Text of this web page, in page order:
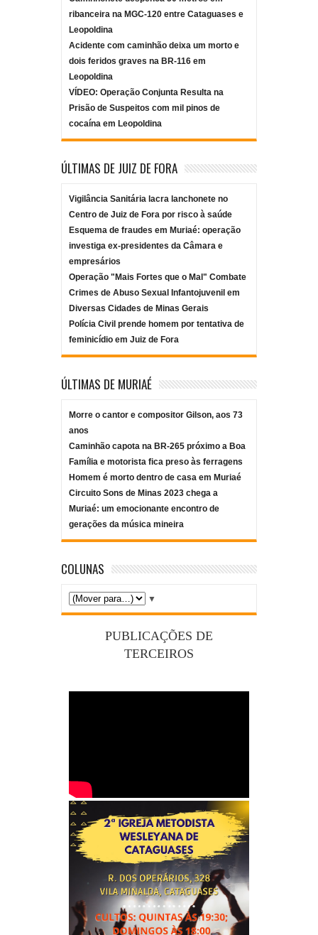
ribanceira na MGC-120 entre Cataguases e
Leopoldina
Acidente com caminhão deixa um morto e
dois feridos graves na BR-116 em
Leopoldina
VÍDEO: Operação Conjunta Resulta na
Prisão de Suspeitos com mil pinos de
cocaína em Leopoldina
ÚLTIMAS DE JUIZ DE FORA
Vigilância Sanitária lacra lanchonete no
Centro de Juiz de Fora por risco à saúde
Esquema de fraudes em Muriaé: operação
investiga ex-presidentes da Câmara e
empresários
Operação "Mais Fortes que o Mal" Combate
Crimes de Abuso Sexual Infantojuvenil em
Diversas Cidades de Minas Gerais
Polícia Civil prende homem por tentativa de
feminicídio em Juiz de Fora
ÚLTIMAS DE MURIAÉ
Morre o cantor e compositor Gilson, aos 73
anos
Caminhão capota na BR-265 próximo a Boa
Família e motorista fica preso às ferragens
Homem é morto dentro de casa em Muriaé
Circuito Sons de Minas 2023 chega a
Muriaé: um emocionante encontro de
gerações da música mineira
COLUNAS
▼
PUBLICAÇÕES DE
TERCEIROS